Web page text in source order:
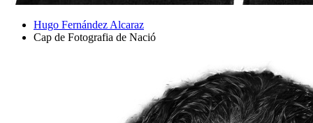
Hugo Fernández Alcaraz
Cap de Fotografia de Nació